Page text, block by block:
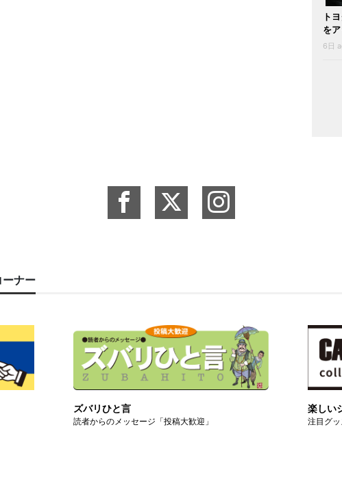
ト
を
6日
ナー
ズバリひと言
読者からのメッセージ「投稿大歓迎」
楽しい
注目グ